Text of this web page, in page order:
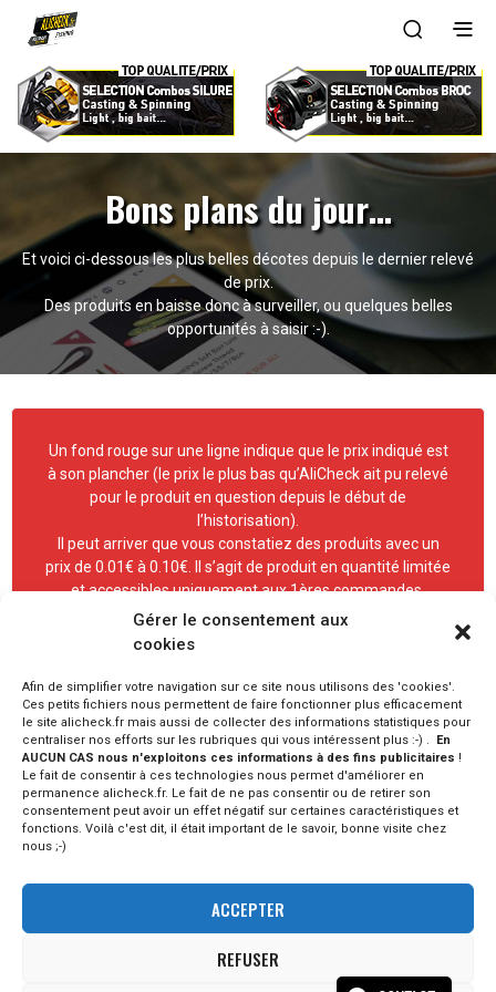
Gérer le consentement aux
cookies
Afin de simplifier votre navigation sur ce site nous utilisons des 'cookies'.
Ces petits fichiers nous permettent de faire fonctionner plus efficacement
le site alicheck.fr mais aussi de collecter des informations statistiques pour
centraliser nos efforts sur les rubriques qui vous intéressent plus :-) . En
AUCUN CAS nous n'exploitons ces informations à des fins publicitaires !
Le fait de consentir à ces technologies nous permet d'améliorer en
permanence alicheck.fr. Le fait de ne pas consentir ou de retirer son
consentement peut avoir un effet négatif sur certaines caractéristiques et
fonctions. Voilà c'est dit, il était important de le savoir, bonne visite chez
nous ;-)
ACCEPTER
REFUSER
Bons plans du jour…
Et voici ci-dessous les plus belles décotes depuis le dernier relevé
de prix.
Des produits en baisse donc à surveiller, ou quelques belles
opportunités à saisir :-).
Un fond rouge sur une ligne indique que le prix indiqué est
à son plancher (le prix le plus bas qu’AliCheck ait pu relevé
pour le produit en question depuis le début de
l’historisation).
Il peut arriver que vous constatiez des produits avec un
prix de 0.01€ à 0.10€. Il s’agit de produit en quantité limitée
et accessibles uniquement aux 1ères commandes.
IMAGE PRODUIT RÉDUCTION LIEN
Aucune donnée disponible dans le tableau